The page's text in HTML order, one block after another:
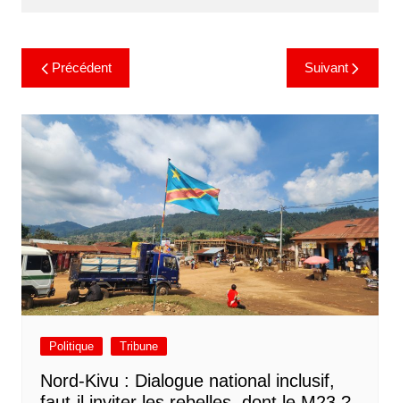
Précédent Suivant
Politique Tribune
Nord-Kivu : Dialogue national inclusif,